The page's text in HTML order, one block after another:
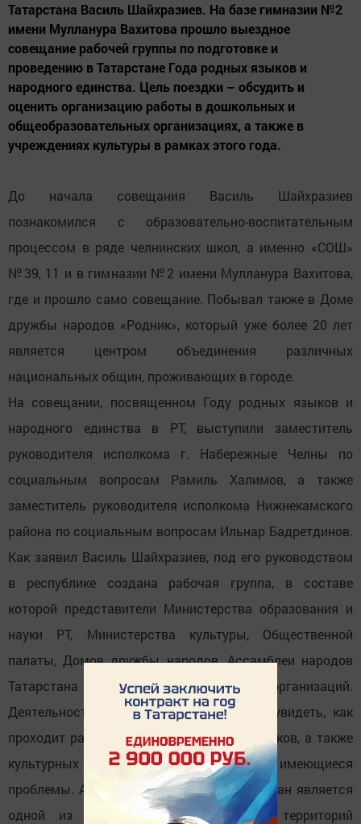
Татарстана Василь Шайхразиев. На базе гимназии №2
имени Мулланура Вахитова прошло выездное
совещание рабочей группы по подготовке и
проведению в Татарстане Года родных языков и
народного единства. Цель поездки – обсудить и
оценить организацию работы в дошкольных и
общеобразовательных организациях, а также в
учреждениях культуры в рамках этого года.
До начала совещания Василь Шайхразиев
познакомился с образовательно-воспитательным
процессом в ряде челнинских школ, а именно «СОШ»
№39, 11 и в гимназии №2 имени Мулланура Вахитова,
где и прошло само совещание. Побывал также в Доме
дружбы народов «Родник», который уже более 20 лет
является центром объединения различных
национальных общин, проживающих в городе.
На совещании, посвященном Году родных языков и
народного единства в РТ, выступили заместитель
руководителя исполкома г. Набережные Челны по
социальным вопросам Рамиль Халимов, а также
заместитель руководителя исполкома Нижнекамского
района по социальным вопросам Ильнар Бадретдинов.
Как заявил Василь Шайхразиев, под его руководством
в республике создана рабочая группа, в составе
которой представители Министерства образования и
науки РТ, Министерства культуры, Общественной
палаты, Домов дружбы народов, Ассамблеи народов
Татарстана и других общественных организаций.
Деятельность рабочей группы позволит увидеть, как
проходит работа по изучению родных языков, а также
культурных событий на местах и выявить имеющиеся
проблемы. А проблемы есть, ведь Татарстан является
одной из самых многонациональных территорий